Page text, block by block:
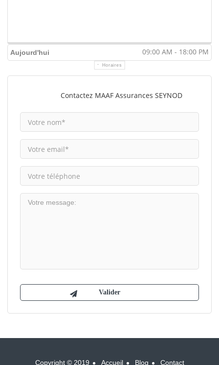
Aujourd'hui 09:00 AM - 18:00 PM
Horaires
Contactez MAAF Assurances SEYNOD
Copyright © 2019 Accueil Blog Contact